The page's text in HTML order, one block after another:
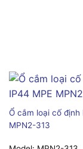
Ổ cắm loại cố
MPN2-313